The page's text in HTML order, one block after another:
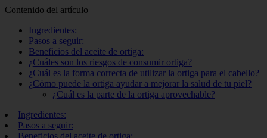
Contenido del artículo
Ingredientes:
Pasos a seguir:
Beneficios del aceite de ortiga:
¿Cuáles son los riesgos de consumir ortiga?
¿Cuál es la forma correcta de utilizar la ortiga para el cabello?
¿Cómo puede la ortiga ayudar a mejorar la salud de tu piel?
¿Cuál es la parte de la ortiga aprovechable?
Ingredientes:
Pasos a seguir:
Beneficios del aceite de ortiga: